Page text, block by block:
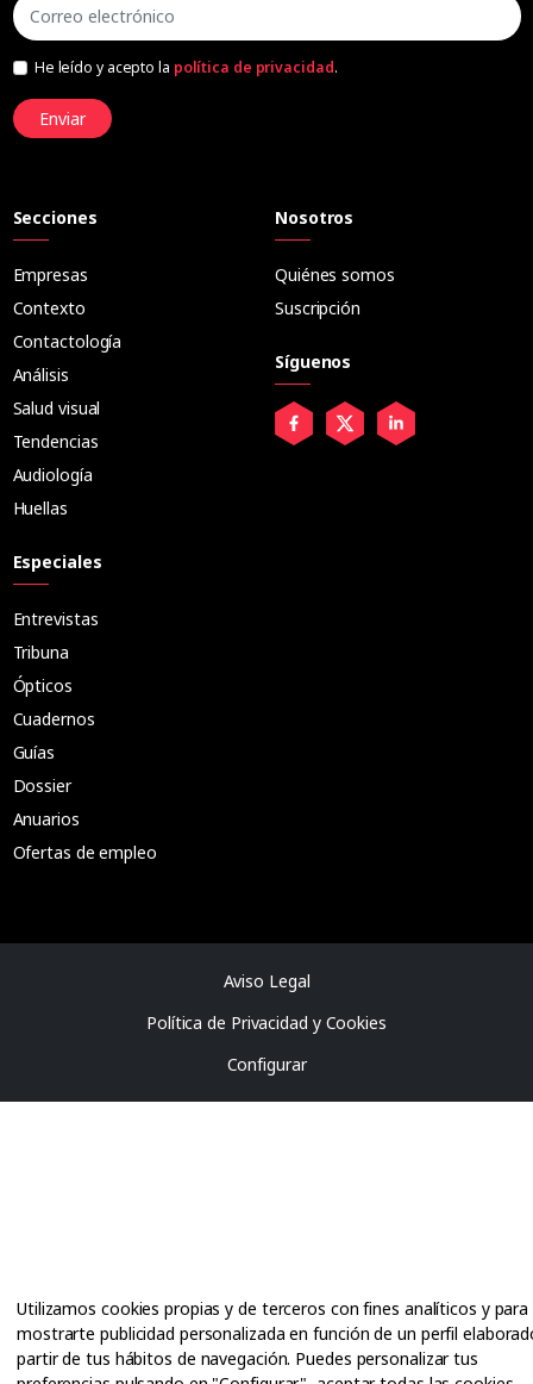
He leído y acepto la política de privacidad.
Enviar
Secciones
Empresas
Contexto
Contactología
Análisis
Salud visual
Tendencias
Audiología
Huellas
Especiales
Entrevistas
Tribuna
Ópticos
Cuadernos
Guías
Dossier
Anuarios
Ofertas de empleo
Nosotros
Quiénes somos
Suscripción
Síguenos
Utilizamos cookies propias y de terceros con fines analíticos y para
mostrarte publicidad personalizada en función de un perfil
partir de tus hábitos de navegación. Puedes personalizar tus
Aviso Legal
Política de Privacidad y Cookies
Configurar